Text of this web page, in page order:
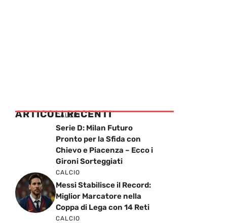
ARTICOLI RECENTI
CALCIO
Serie D: Milan Futuro
Pronto per la Sfida con
Chievo e Piacenza – Ecco i
Gironi Sorteggiati
CALCIO
Messi Stabilisce il Record:
Miglior Marcatore nella
Coppa di Lega con 14 Reti
CALCIO